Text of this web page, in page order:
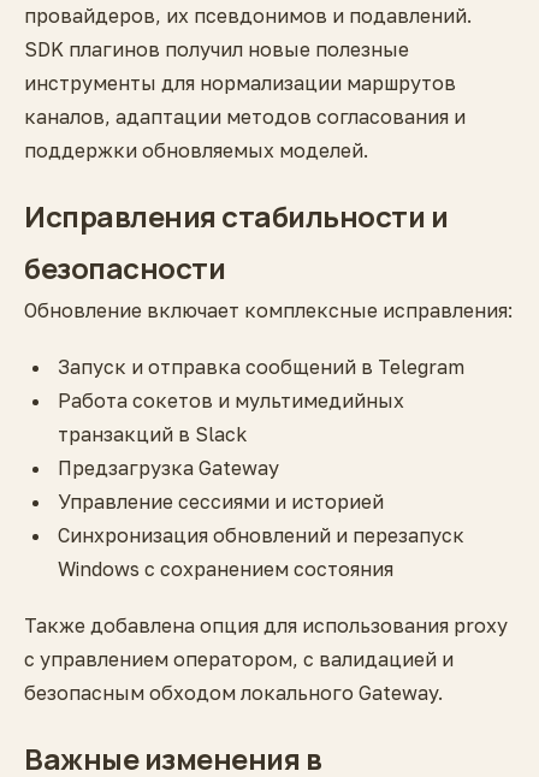
провайдеров, их псевдонимов и подавлений.
SDK плагинов получил новые полезные
инструменты для нормализации маршрутов
каналов, адаптации методов согласования и
поддержки обновляемых моделей.
Исправления стабильности и
безопасности
Обновление включает комплексные исправления:
Запуск и отправка сообщений в Telegram
Работа сокетов и мультимедийных
транзакций в Slack
Предзагрузка Gateway
Управление сессиями и историей
Синхронизация обновлений и перезапуск
Windows с сохранением состояния
Также добавлена опция для использования proxy
с управлением оператором, с валидацией и
безопасным обходом локального Gateway.
Важные изменения в